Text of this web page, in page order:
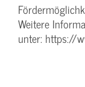
Weitere
unter: https://